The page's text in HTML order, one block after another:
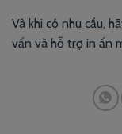
Và khi có nhu cầu,
vấn và hỗ trợ in ấn